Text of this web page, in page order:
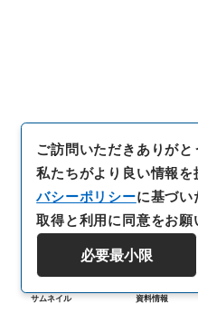
サムネイル 資料情報
ご訪問いただきありがと
私たちがより良い情報を
バシーポリシーに基づ
取得と利用に同意をお願
必要最小限